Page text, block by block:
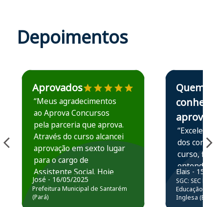
Depoimentos
Estudante José recomenda o Aprova Concursos em
Aprovados
“Meus agradecimentos
ao Aprova Concursos
pela parceria que aprova.
Através do curso alcancei
aprovação em sexto lugar
para o cargo de
Assistente Social. Hoje
estou atuando na
Prefeitura de Santarém.
José - 16/05/2025
Prefeitura Municipal de Santarém
(Pará)
Estudante Elais
Quem
conhece,
aprova
“Excelente
dos
curso,
entender e
prática
resolução
questões.”
Elais - 15/07/
SGC: SEC BA
Educação
Inglesa (Edital